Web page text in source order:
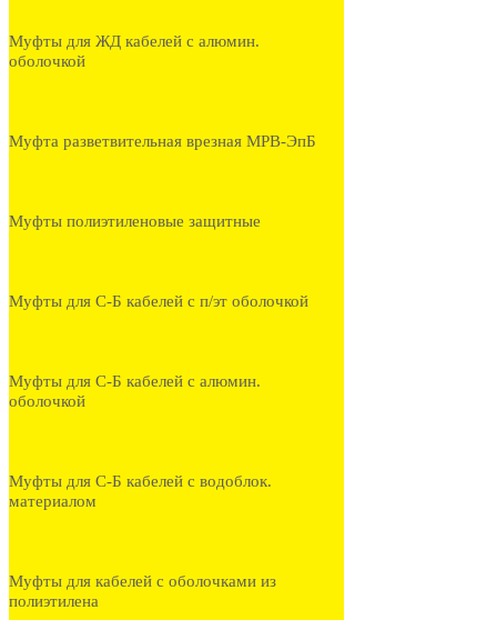
Муфты для ЖД кабелей с алюмин.
оболочкой
Муфта разветвительная врезная МРВ-ЭпБ
Муфты полиэтиленовые защитные
Муфты для С-Б кабелей с п/эт оболочкой
Муфты для С-Б кабелей с алюмин.
оболочкой
Муфты для С-Б кабелей с водоблок.
материалом
Муфты для кабелей с оболочками из
полиэтилена